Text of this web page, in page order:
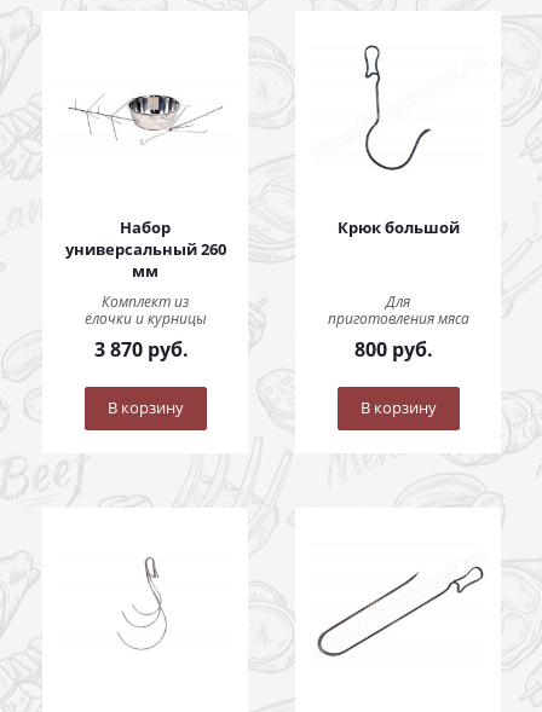
Набор
универсальный 260
мм
Комплект из
ёлочки и курницы
3 870руб.
В корзину
Крюк большой
Для
приготовления мяса
800 руб.
В корзину